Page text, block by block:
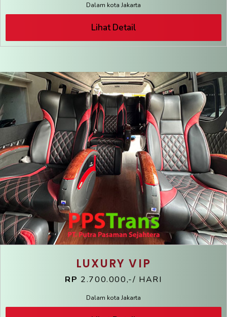
Dalam kota Jakarta
Lihat Detail
LUXURY VIP
RP 2.700.000,-/ HARI
Dalam kota Jakarta